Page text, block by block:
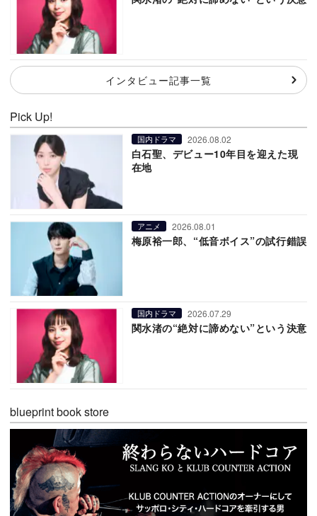
インタビュー記事一覧
Pick Up!
国内ドラマ 2026.08.02
白石聖、デビュー10年目を迎えた現
在地
アニメ 2026.08.01
梅原裕一郎、“低音ボイス”の試行錯誤
国内ドラマ 2026.07.29
関水渚の“絶対に諦めない”という決意
blueprint book store